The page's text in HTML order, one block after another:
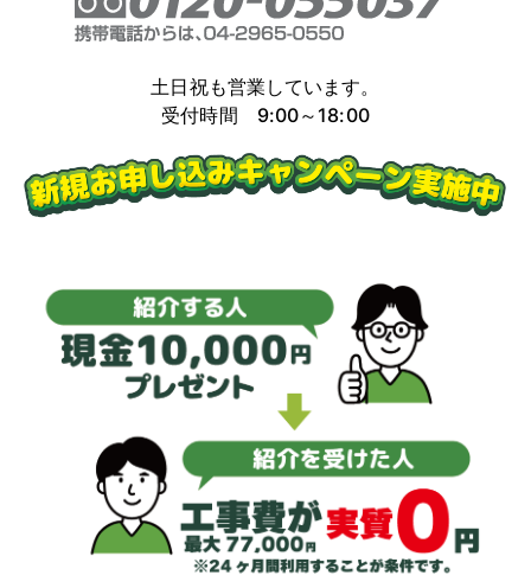
土日祝も営業しています。
受付時間 9:00～18:00